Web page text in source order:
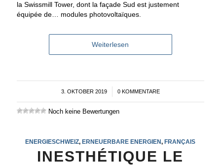
la Swissmill Tower, dont la façade Sud est justement
équipée de… modules photovoltaïques.
Weiterlesen
3. OKTOBER 2019
/ 0 KOMMENTARE
Noch keine Bewertungen
ENERGIESCHWEIZ, ERNEUERBARE ENERGIEN, FRANÇAIS
INESTHÉTIQUE LE